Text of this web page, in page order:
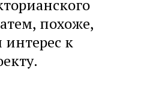
похоже,
интерес к